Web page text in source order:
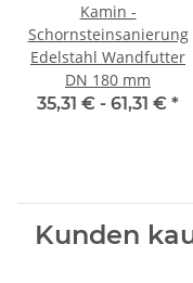
Kamin -
Schornsteinsanierung
Edelstahl Wandfutter
DN 180 mm
35,31 € - 61,31 € *
Kunden